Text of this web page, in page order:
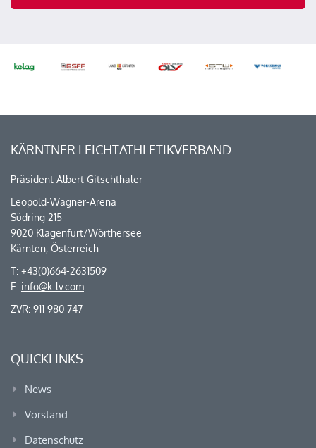
KÄRNTNER LEICHTATHLETIKVERBAND
Präsident Albert Gitschthaler
Leopold-Wagner-Arena
Südring 215
9020 Klagenfurt/Wörthersee
Kärnten, Österreich
T: +43(0)664-2631509
E: info@k-lv.com
ZVR: 911 980 747
QUICKLINKS
News
Vorstand
Datenschutz